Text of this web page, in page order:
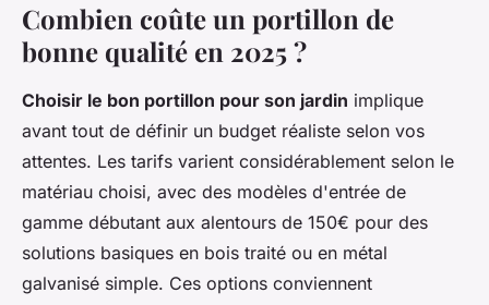
Combien coûte un portillon de
bonne qualité en 2025 ?
Choisir le bon portillon pour son jardin implique
avant tout de définir un budget réaliste selon vos
attentes. Les tarifs varient considérablement selon le
matériau choisi, avec des modèles d'entrée de
gamme débutant aux alentours de 150€ pour des
solutions basiques en bois traité ou en métal
galvanisé simple. Ces options conviennent